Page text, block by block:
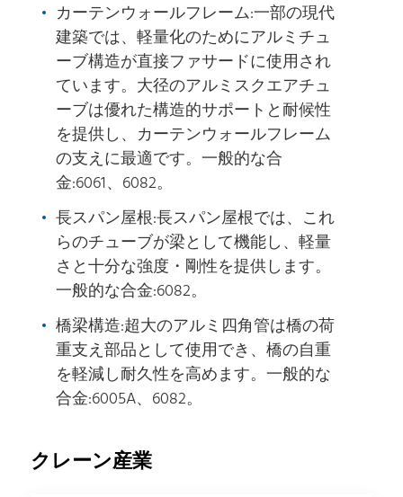
カーテンウォールフレーム:一部の現代
建築では、軽量化のためにアルミチュ
ーブ構造が直接ファサードに使用され
ています。大径のアルミスクエアチュ
ーブは優れた構造的サポートと耐候性
を提供し、カーテンウォールフレーム
の支えに最適です。一般的な合
金:6061、6082。
長スパン屋根:長スパン屋根では、これ
らのチューブが梁として機能し、軽量
さと十分な強度・剛性を提供します。
一般的な合金:6082。
橋梁構造:超大のアルミ四角管は橋の荷
重支え部品として使用でき、橋の自重
を軽減し耐久性を高めます。一般的な
合金:6005A、6082。
クレーン産業